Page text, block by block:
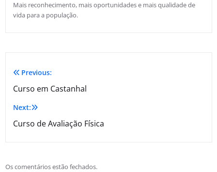
Mais reconhecimento, mais oportunidades e mais qualidade de
vida para a população.
Previous:
Curso em Castanhal
Next:
Curso de Avaliação Física
Os comentários estão fechados.